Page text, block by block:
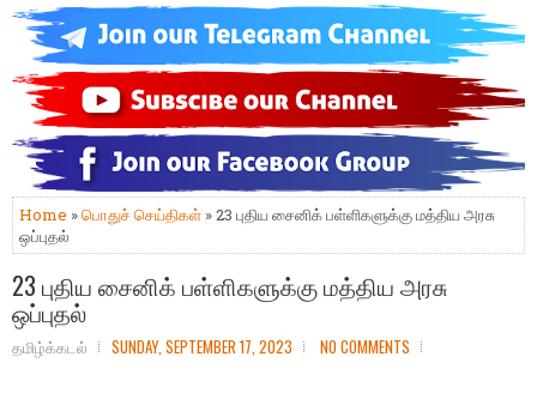
Home »பொதுச் செய்திகள் » 23 புதிய சைனிக் பள்ளிகளுக்கு மத்திய அரசு
ஒப்புதல்
23 புதிய சைனிக் பள்ளிகளுக்கு மத்திய அரசு
ஒப்புதல்
தமிழ்க்கடல் SUNDAY, SEPTEMBER 17, 2023 NO COMMENTS